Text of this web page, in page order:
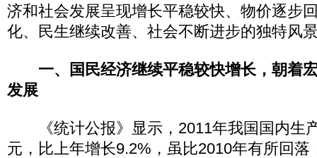
济和社会发展呈现增长平稳较快、物价逐步
化、民生继续改善、社会不断进步的独特风
一、国民经济继续平稳较快增长，朝着
发展
《统计公报》显示，2011年我国国内生
元，比上年增长9.2%，虽比2010年有所回落